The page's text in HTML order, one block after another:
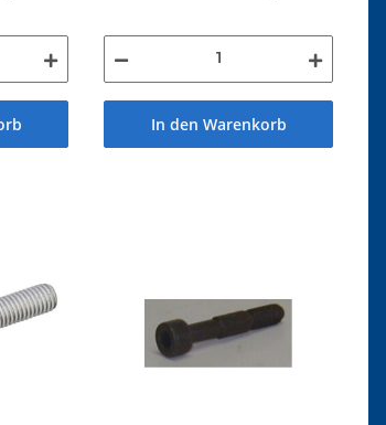
In den Warenkorb